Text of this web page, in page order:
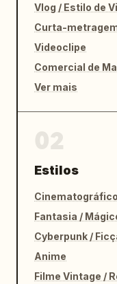
Vlog / Estilo de
Curta-
Videoclipe
Comercial de
Ver mais
Estilos
Fantasia /
Cyberpunk /
Anime
Filme Vintage /